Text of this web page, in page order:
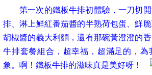
第一次的鐵板牛排初體驗，一刀切
排、淋上鮮紅番茄醬的半熟荷包蛋、鮮
胡椒醬的義大利麵，還有那碗黃澄澄的
牛排套餐組合，超幸福，超滿足的，為
象。啊！鐵板牛排的滋味真是美好呀！